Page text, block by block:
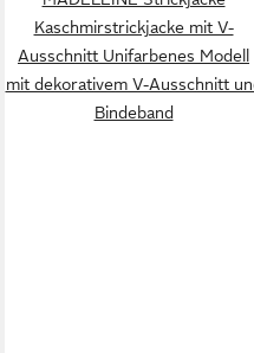
Kaschmirstrickjacke mit V-
Ausschnitt Unifarbenes Modell
mit dekorativem V-Ausschnitt
Bindeband